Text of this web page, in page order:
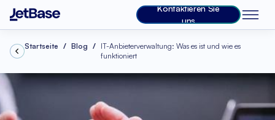
Kontaktieren Sie
uns
Startseite Blog
IT-Anbieterverwaltung: Was es ist und wie es
funktioniert